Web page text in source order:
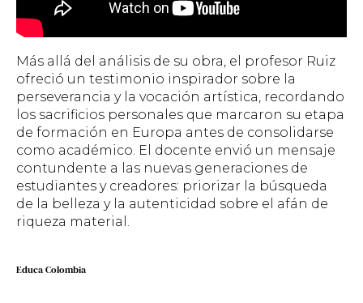
Más allá del análisis de su obra, el profesor Ruiz
ofreció un testimonio inspirador sobre la
perseverancia y la vocación artística, recordando
los sacrificios personales que marcaron su etapa
de formación en Europa antes de consolidarse
como académico. El docente envió un mensaje
contundente a las nuevas generaciones de
estudiantes y creadores: priorizar la búsqueda
de la belleza y la autenticidad sobre el afán de
riqueza material.
Educa Colombia